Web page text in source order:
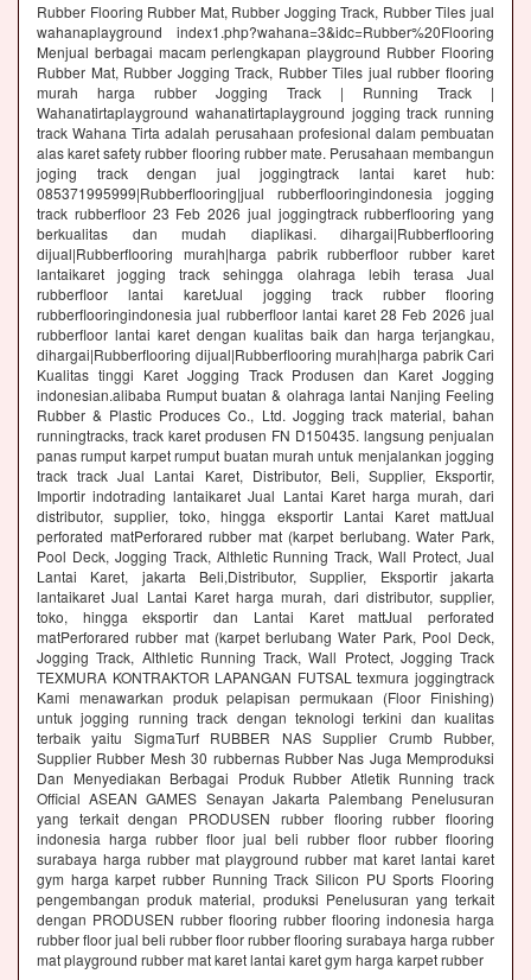
Rubber Flooring Rubber Mat, Rubber Jogging Track, Rubber Tiles jual
wahanaplayground index1.php?wahana=3&idc=Rubber%20Flooring
Menjual berbagai macam perlengkapan playground Rubber Flooring
Rubber Mat, Rubber Jogging Track, Rubber Tiles jual rubber flooring
murah harga rubber Jogging Track | Running Track |
Wahanatirtaplayground wahanatirtaplayground jogging track running
track Wahana Tirta adalah perusahaan profesional dalam pembuatan
alas karet safety rubber flooring rubber mate. Perusahaan membangun
joging track dengan jual joggingtrack lantai karet hub:
085371995999|Rubberflooring|jual rubberflooringindonesia jogging
track rubberfloor 23 Feb 2026 jual joggingtrack rubberflooring yang
berkualitas dan mudah diaplikasi. dihargai|Rubberflooring
dijual|Rubberflooring murah|harga pabrik rubberfloor rubber karet
lantaikaret jogging track sehingga olahraga lebih terasa Jual
rubberfloor lantai karetJual jogging track rubber flooring
rubberflooringindonesia jual rubberfloor lantai karet 28 Feb 2026 jual
rubberfloor lantai karet dengan kualitas baik dan harga terjangkau,
dihargai|Rubberflooring dijual|Rubberflooring murah|harga pabrik Cari
Kualitas tinggi Karet Jogging Track Produsen dan Karet Jogging
indonesian.alibaba Rumput buatan & olahraga lantai Nanjing Feeling
Rubber & Plastic Produces Co., Ltd. Jogging track material, bahan
runningtracks, track karet produsen FN D150435. langsung penjualan
panas rumput karpet rumput buatan murah untuk menjalankan jogging
track track Jual Lantai Karet, Distributor, Beli, Supplier, Eksportir,
Importir indotrading lantaikaret Jual Lantai Karet harga murah, dari
distributor, supplier, toko, hingga eksportir Lantai Karet mattJual
perforated matPerforared rubber mat (karpet berlubang. Water Park,
Pool Deck, Jogging Track, Althletic Running Track, Wall Protect, Jual
Lantai Karet, jakarta Beli,Distributor, Supplier, Eksportir jakarta
lantaikaret Jual Lantai Karet harga murah, dari distributor, supplier,
toko, hingga eksportir dan Lantai Karet mattJual perforated
matPerforared rubber mat (karpet berlubang Water Park, Pool Deck,
Jogging Track, Althletic Running Track, Wall Protect, Jogging Track
TEXMURA KONTRAKTOR LAPANGAN FUTSAL texmura joggingtrack
Kami menawarkan produk pelapisan permukaan (Floor Finishing)
untuk jogging running track dengan teknologi terkini dan kualitas
terbaik yaitu SigmaTurf RUBBER NAS Supplier Crumb Rubber,
Supplier Rubber Mesh 30 rubbernas Rubber Nas Juga Memproduksi
Dan Menyediakan Berbagai Produk Rubber Atletik Running track
Official ASEAN GAMES Senayan Jakarta Palembang Penelusuran
yang terkait dengan PRODUSEN rubber flooring rubber flooring
indonesia harga rubber floor jual beli rubber floor rubber flooring
surabaya harga rubber mat playground rubber mat karet lantai karet
gym harga karpet rubber Running Track Silicon PU Sports Flooring
pengembangan produk material, produksi Penelusuran yang terkait
dengan PRODUSEN rubber flooring rubber flooring indonesia harga
rubber floor jual beli rubber floor rubber flooring surabaya harga rubber
mat playground rubber mat karet lantai karet gym harga karpet rubber